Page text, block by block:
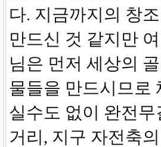
다. 지금까지의 창
만드신 것 같지만
님은 먼저 세상의
물들을 만드시므로
실수도 없이 완전
거리, 지구 자전축